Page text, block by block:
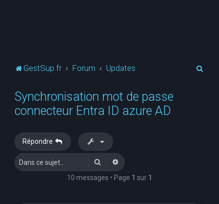
GestSup.fr Forum Updates
Synchronisation mot de passe
connecteur Entra ID azure AD
Répondre
RechercherRecherche avancée
10 messages • Page 1 sur 1